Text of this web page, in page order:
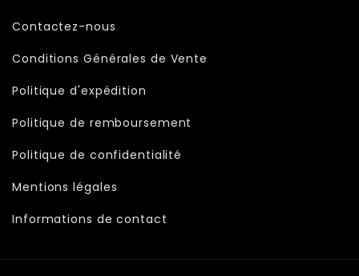
Contactez-nous
Conditions Générales de Vente
Politique d'expédition
Politique de remboursement
Politique de confidentialité
Mentions légales
Informations de contact